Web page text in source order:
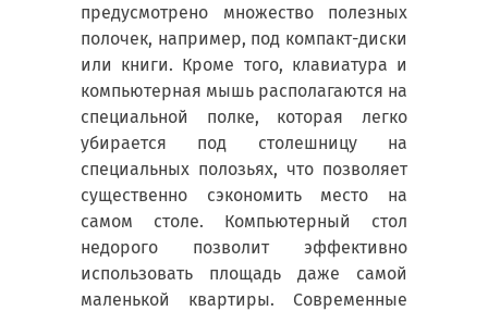
предусмотрено множество полезных
полочек, например, под компакт-диски
или книги. Кроме того, клавиатура и
компьютерная мышь располагаются на
специальной полке, которая легко
убирается под столешницу на
специальных полозьях, что позволяет
существенно сэкономить место на
самом столе. Компьютерный стол
недорого позволит эффективно
использовать площадь даже самой
маленькой квартиры. Современные